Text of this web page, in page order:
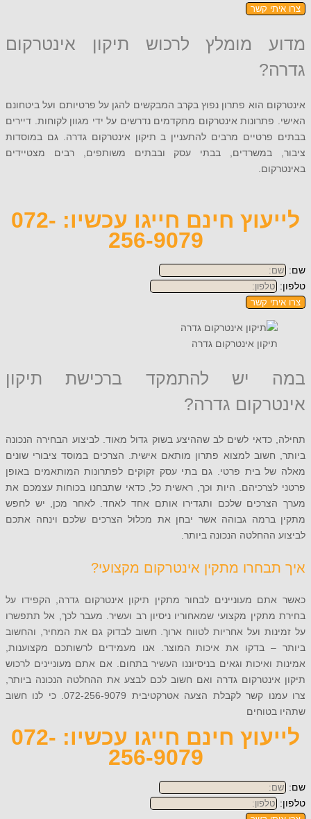
קשר
מומלץ לרכוש תיקון אינטרקום
הוא פתרון נפוץ בקרב המבקשים להגן על פרטיותם ועל ביטחונם
אינטרקום מתקדמים נדרשים על ידי מגוון לקוחות. דיירים
מרבים להתעניין ב תיקון אינטרקום גדרה. גם במוסדות
במשרדים, בבתי עסק ובבתים משותפים, רבים מצטיידים
לייעוץ חינם חייגו עכשיו: 072-
256-9079
קשר
אינטרקום גדרה
יש להתמקד ברכישת תיקון
גדרה?
כדאי לשים לב שההיצע בשוק גדול מאוד. לביצוע הבחירה הנכונה
חשוב למצוא פתרון מותאם אישית. הצרכים במוסד ציבורי שונים
בית פרטי. גם בתי עסק זקוקים לפתרונות המותאמים באופן
היות וכך, ראשית כל, כדאי שתבחנו בכוחות עצמכם את
שלכם ותגדירו אותם אחד לאחד. לאחר מכן, יש לחפש
ברמה גבוהה אשר יבחן את מכלול הצרכים שלכם וינחה אתכם
ההחלטה הנכונה ביותר.
מתקין אינטרקום מקצועי?
מעוניינים לבחור מתקין תיקון אינטרקום גדרה, הקפידו על
מקצועי שמאחוריו ניסיון רב ועשיר. מעבר לכך, אל תתפשרו
ועל אחריות לטווח ארוך. חשוב לבדוק גם את המחיר, והחשוב
בדקו את איכות המוצר. אנו מעמידים לרשותכם מקצוענות,
ואיכות וגאים בניסיוננו העשיר בתחום. אם אתם מעוניינים לרכוש
גדרה ואם חשוב לכם לבצע את ההחלטה הנכונה ביותר,
צרו עמנו קשר לקבלת הצעה אטרקטיבית 072-256-9079. כי לנו חשוב
לייעוץ חינם חייגו עכשיו: 072-
256-9079